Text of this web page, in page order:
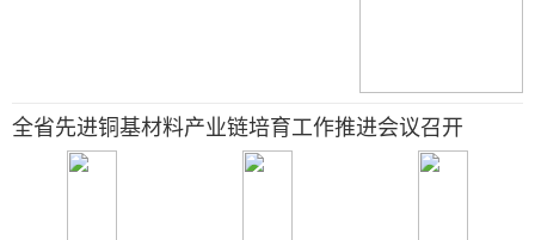
全省先进铜基材料产业链培育工作推进会议召开